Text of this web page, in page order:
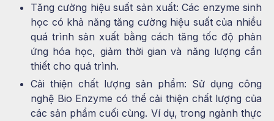
Tăng cường hiệu suất sản xuất: Các enzyme sinh
học có khả năng tăng cường hiệu suất của nhiều
quá trình sản xuất bằng cách tăng tốc độ phản
ứng hóa học, giảm thời gian và năng lượng cần
thiết cho quá trình.
Cải thiện chất lượng sản phẩm: Sử dụng công
nghệ Bio Enzyme có thể cải thiện chất lượng của
các sản phẩm cuối cùng. Ví dụ, trong ngành thực